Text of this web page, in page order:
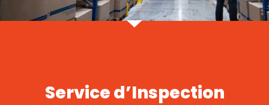
Service d’Inspection